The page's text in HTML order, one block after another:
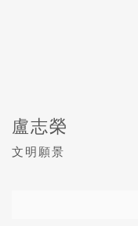
盧志榮
文明願景
Open a larger version